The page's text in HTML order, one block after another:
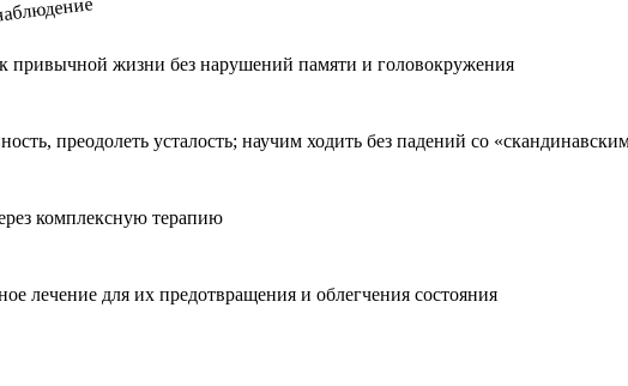
привычной жизни без нарушений памяти и головокружения
преодолеть усталость; научим ходить без падений со
комплексную терапию
лечение для их предотвращения и облегчения состояния